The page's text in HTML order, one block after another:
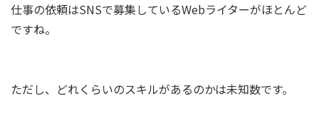
仕事の依頼はSNSで募集しているWebライターがほとんど
ですね。
ただし、どれくらいのスキルがあるのかは未知数です。